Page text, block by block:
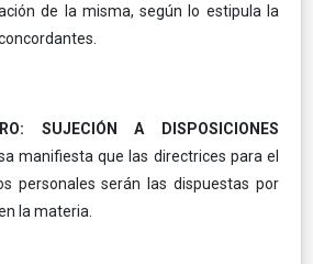
de la misma, según lo estipula la
SUJECIÓN A DISPOSICIONES
manifiesta que las directrices para el
personales serán las dispuestas por
la materia.